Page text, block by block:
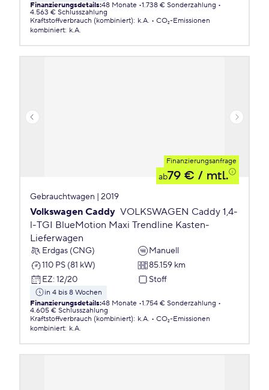
Finanzierungsdetails:48 Monate 1.738 € Sonderzahlung
4.563 € Schlusszahlung
Kraftstoffverbrauch (kombiniert): k.A.
CO₂-Emissionen
kombiniert: k.A.
Finanzierungsanfrage
ab79 € / mtl.
Gebrauchtwagen | 2019
Volkswagen Caddy VOLKSWAGEN Caddy 1,4-
l-TGI BlueMotion Maxi Trendline Kasten-
Lieferwagen
Erdgas (CNG)
Manuell
110 PS (81 kW)
85.159 km
EZ: 12/20 Stoff
in 4 bis 8 Wochen
Finanzierungsdetails:48 Monate 1.754 € Sonderzahlung
4.605 € Schlusszahlung
Kraftstoffverbrauch (kombiniert): k.A.
CO₂-Emissionen
kombiniert: k.A.